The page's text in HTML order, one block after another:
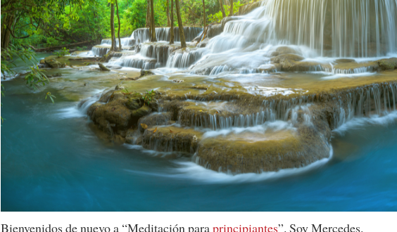
Bienvenidos de nuevo a “Meditación paraprincipiantes”. Soy Mercedes.